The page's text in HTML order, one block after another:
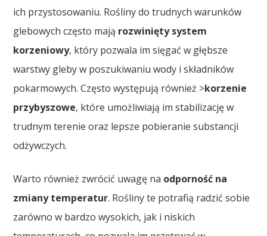
ich przystosowaniu. Rośliny do trudnych warunków
glebowych często mają rozwinięty system
korzeniowy, który pozwala im sięgać w głębsze
warstwy gleby w poszukiwaniu wody i składników
pokarmowych. Często występują również >korzenie
przybyszowe, które umożliwiają im stabilizację w
trudnym terenie oraz lepsze pobieranie substancji
odżywczych.
Warto również zwrócić uwagę na odporność na
zmiany temperatur. Rośliny te potrafią radzić sobie
zarówno w bardzo wysokich, jak i niskich